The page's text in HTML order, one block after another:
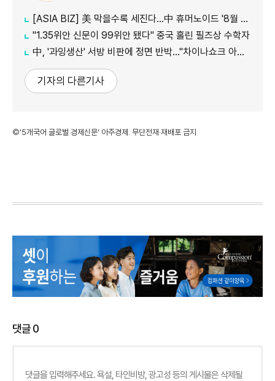
[ASIA BIZ] 美 막을수록 세진다…中 휴머노이드 '8월 대공세'
"1.35위안 신문이 99위안 됐다" 중국 홀린 필즈상 수학자
中, '과잉생산' 서방 비판에 정면 반박…"차이나쇼크 아닌 기회"
기자의 다른기사
©'5개국어 글로벌 경제신문' 아주경제. 무단전재·재배포 금지
댓글0